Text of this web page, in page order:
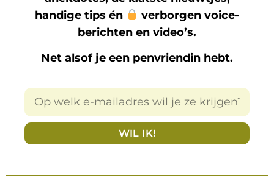
handige tips én
verborgen voice-
berichten en video’s.
Net alsof je een penvriendin hebt.
WIL IK!